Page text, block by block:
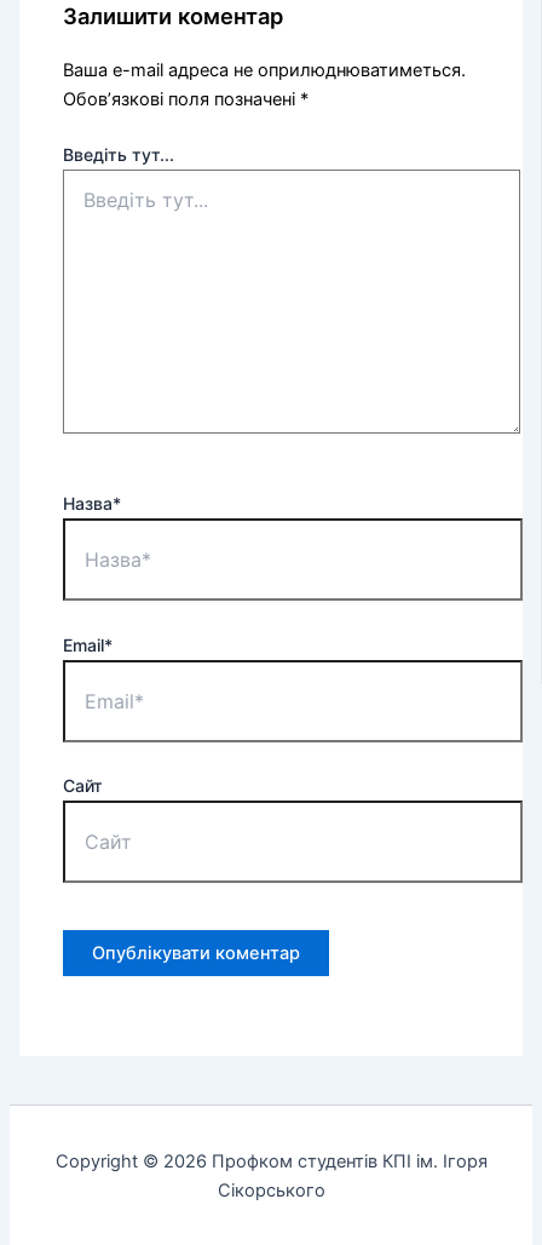
Залишити коментар
Ваша e-mail адреса не оприлюднюватиметься.
Обов’язкові поля позначені *
Введіть тут...
Назва*
Email*
Сайт
Copyright © 2026 Профком студентів КПІ ім. Ігоря
Сікорського